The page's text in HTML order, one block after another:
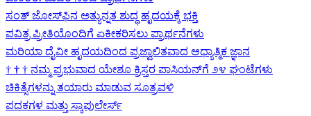
ಸಂತ್ ಜೋಸ್‌ಫಿನ ಅತ್ಯುನ್ನತ ಶುದ್ಧ ಹೃದಯಕ್ಕೆ ಭಕ್ತಿ
ಪವಿತ್ರ ಪ್ರೀತಿಯೊಂದಿಗೆ ಏಕೀಕರಿಸಲು ಪ್ರಾರ್ಥನೆಗಳು
ಮರಿಯಾ ದೈವೀ ಹೃದಯದಿಂದ ಪ್ರಜ್ವಾಲಿತವಾದ ಆಧ್ಯಾತ್ಮಿಕ ಜ್ಞಾನ
† † † ನಮ್ಮ ಪ್ರಭುವಾದ ಯೇಶೂ ಕ್ರಿಸ್ತರ ಪಾಸಿಯನ್‌ಗೆ ೨೪ ಘಂಟೆಗಳು
ಚಿಕಿತ್ಸೆಗಳನ್ನು ತಯಾರು ಮಾಡುವ ಸೂತ್ರವಳಿ
ಪದಕಗಳ ಮತ್ತು ಸ್ಕಾಪುಲೇರ್ಸ್